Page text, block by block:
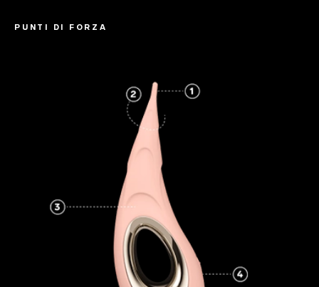
PUNTI DI FORZA